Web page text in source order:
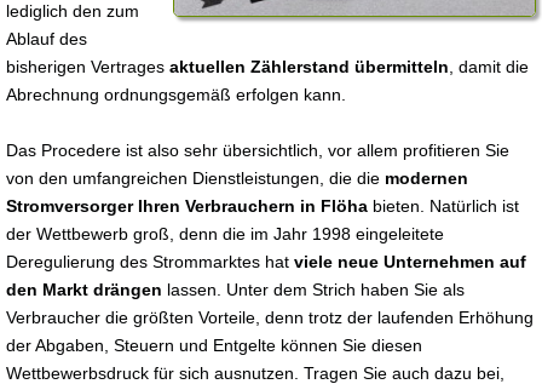
lediglich den zum
Ablauf des
bisherigen Vertrages aktuellen Zählerstand übermitteln , damit die
Abrechnung ordnungsgemäß erfolgen kann.
Das Procedere ist also sehr übersichtlich, vor allem profitieren Sie
von den umfangreichen Dienstleistungen, die die modernen
Stromversorger Ihren Verbrauchern in Flöha bieten. Natürlich ist
der Wettbewerb groß, denn die im Jahr 1998 eingeleitete
Deregulierung des Strommarktes hat viele neue Unternehmen auf
den Markt drängen lassen. Unter dem Strich haben Sie als
Verbraucher die größten Vorteile, denn trotz der laufenden Erhöhung
der Abgaben, Steuern und Entgelte können Sie diesen
Wettbewerbsdruck für sich ausnutzen. Tragen Sie auch dazu bei,